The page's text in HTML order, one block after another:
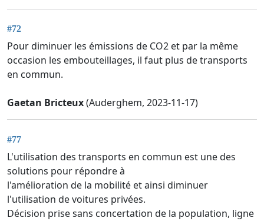
#72
Pour diminuer les émissions de CO2 et par la même
occasion les embouteillages, il faut plus de transports
en commun.
Gaetan Bricteux(Auderghem, 2023-11-17)
#77
L'utilisation des transports en commun est une des
solutions pour répondre à
l'amélioration de la mobilité et ainsi diminuer
l'utilisation de voitures privées.
Décision prise sans concertation de la population, ligne